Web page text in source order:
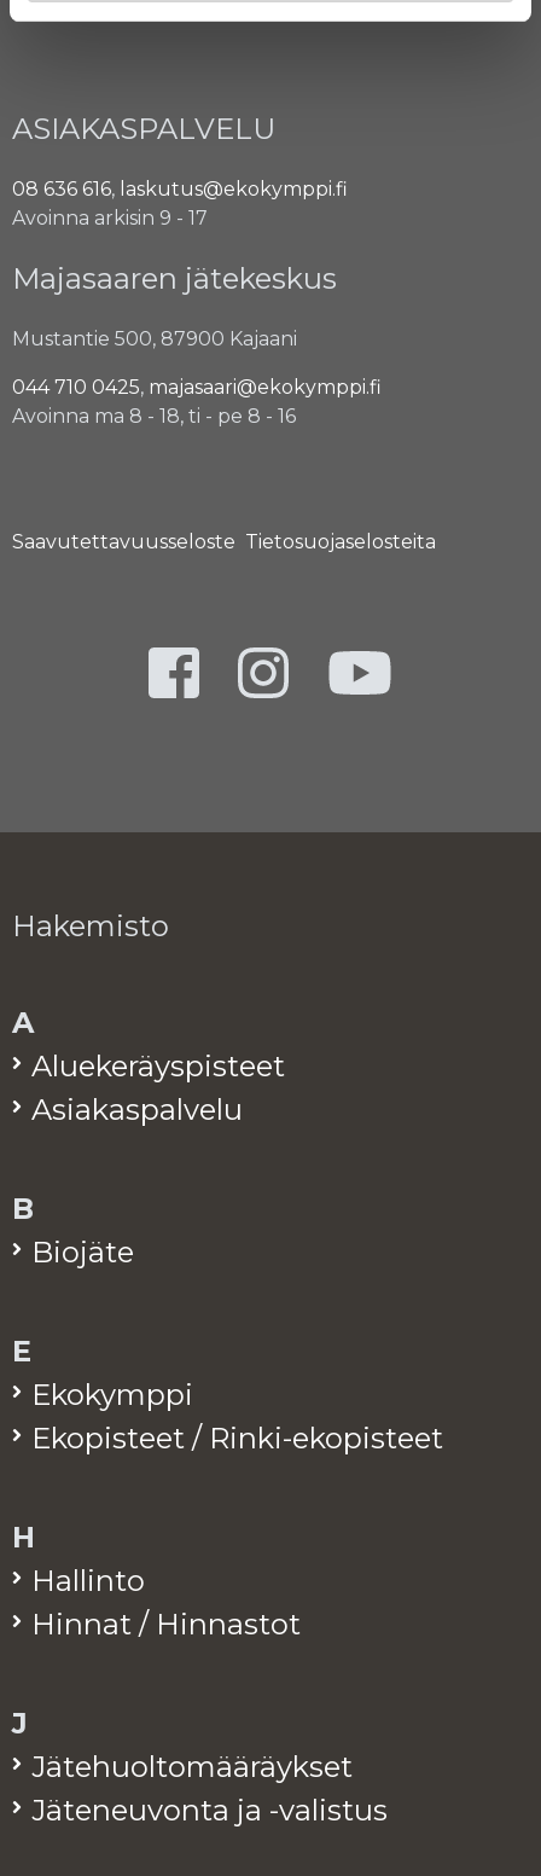
ASIAKASPALVELU
08 636 616, laskutus@ekokymppi.fi
Avoinna arkisin 9 - 17
Majasaaren jätekeskus
Mustantie 500, 87900 Kajaani
044 710 0425, majasaari@ekokymppi.fi
Avoinna ma 8 - 18, ti - pe 8 - 16
Saavutettavuusseloste Tietosuojaselosteita
Hakemisto
A
Alue­ke­räys­pis­teet
Asia­kas­pal­ve­lu
B
Bio­jä­te
E
Eko­kymp­pi
Eko­pis­teet / Rinki-eko­pis­teet
H
Hal­lin­to
Hin­nat / Hin­nas­tot
J
Jä­te­huol­to­mää­räyk­set
Jä­te­neu­von­ta ja -va­lis­tus